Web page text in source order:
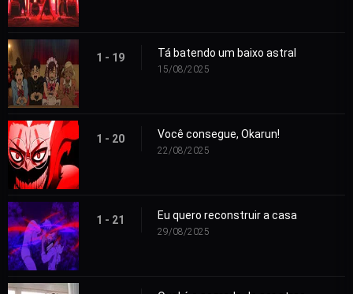
1 - 19 Tá batendo um baixo astral
15/08/2025
1 - 20 Você consegue, Okarun!
22/08/2025
1 - 21 Eu quero reconstruir a casa
29/08/2025